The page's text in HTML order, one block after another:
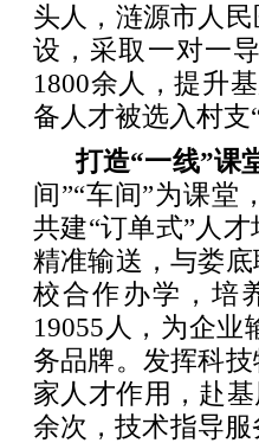
头人，涟源市人
设，采取一对一
1800余人，提升
备人才被选入村支
打造“一线”课
间”“车间”为课堂
共建“订单式”人
精准输送，与娄
校合作办学，培
19055人，为企业
务品牌。发挥科
家人才作用，赴
余次，技术指导